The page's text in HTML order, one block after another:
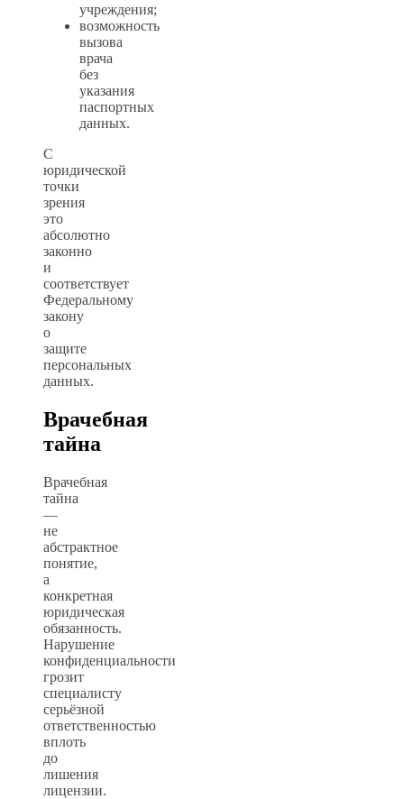
учреждения;
возможность
вызова
врача
без
указания
паспортных
данных.
С
юридической
точки
зрения
это
абсолютно
законно
и
соответствует
Федеральному
закону
о
защите
персональных
данных.
Врачебная
тайна
Врачебная
тайна
—
не
абстрактное
понятие,
а
конкретная
юридическая
обязанность.
Нарушение
конфиденциальности
грозит
специалисту
серьёзной
ответственностью
вплоть
до
лишения
лицензии.